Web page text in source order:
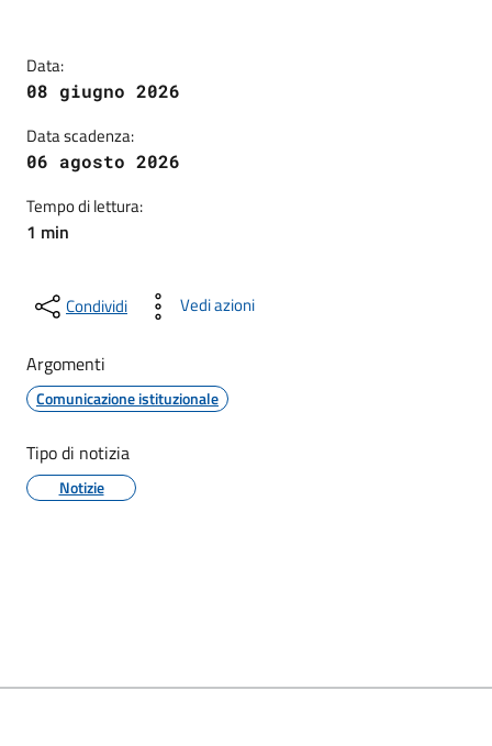
Data:
08 giugno 2026
Data scadenza:
06 agosto 2026
Tempo di lettura:
1 min
Condividi Vedi azioni
Argomenti
Comunicazione istituzionale
Tipo di notizia
Notizie